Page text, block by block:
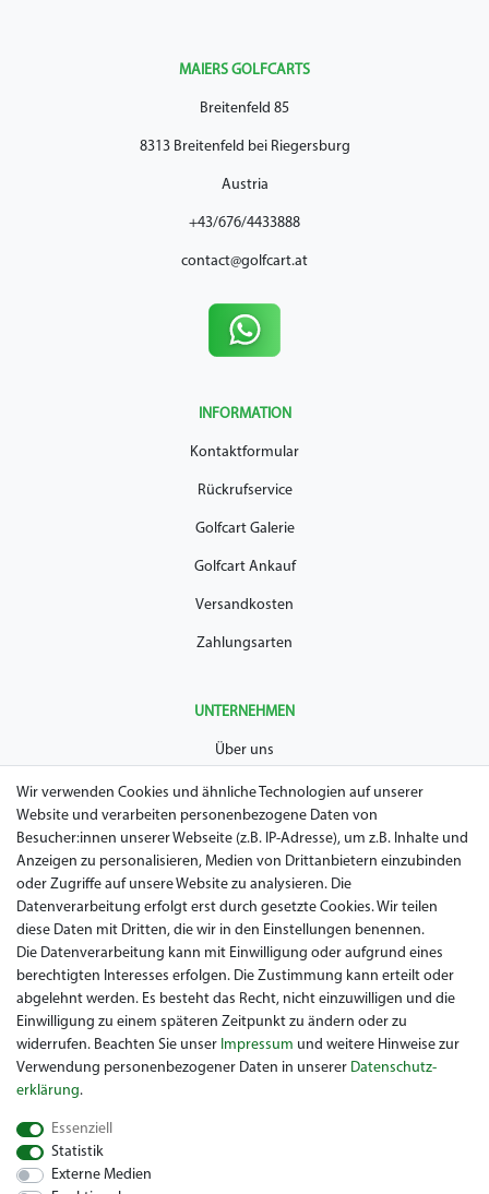
MAIERS GOLFCARTS
Breitenfeld 85
8313 Breitenfeld bei Riegersburg
Austria
+43/676/4433888
contact@golfcart.at
INFORMATION
Kontaktformular
Rückrufservice
Golfcart Galerie
Golfcart Ankauf
Versandkosten
Zahlungsarten
UNTERNEHMEN
Über uns
AGB
Datenschutz
Impressum
Widerrufsrecht
Garantie / Gewährleistung
Sie suchen ein gebrauchtes Golf Car? Maiers Golfcarts ist Ihr
österreichischer Golfcar Händler für Clubcar, Ezgo, Garia, Melex
und Yamaha! Maiers Golfcarts ist zudem Ihre Nummer 1
Golfcart-Werkstatt für Hartle Car, Tomberlin, Hyundai, HDK,
Wir verwenden Cookies und ähnliche Technologien auf unserer
Website und verarbeiten personenbezogene Daten von
Besucher:innen unserer Webseite (z.B. IP-Adresse), um z.B. Inhalte und
Anzeigen zu personalisieren, Medien von Drittanbietern einzubinden
oder Zugriffe auf unsere Website zu analysieren. Die
Datenverarbeitung erfolgt erst durch gesetzte Cookies. Wir teilen
diese Daten mit Dritten, die wir in den Einstellungen benennen.
Die Datenverarbeitung kann mit Einwilligung oder aufgrund eines
berechtigten Interesses erfolgen. Die Zustimmung kann erteilt oder
abgelehnt werden. Es besteht das Recht, nicht einzuwilligen und die
Einwilligung zu einem späteren Zeitpunkt zu ändern oder zu
widerrufen. Beachten Sie unser Impressum und weitere Hinweise zur
Verwendung personenbezogener Daten in unserer Daten­schutz­
erklärung.
Essenziell
Statistik
Externe Medien